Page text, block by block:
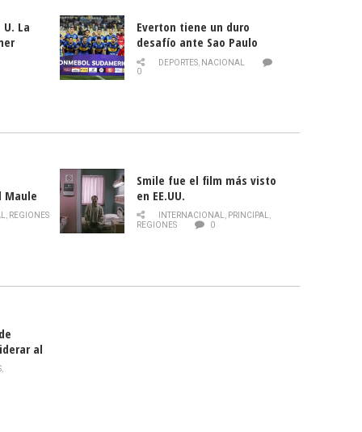
La
Everton tiene un duro
desafío ante Sao Paulo
DEPORTES, NACIONAL
0
Maule
de la
, REGIONES
Smile fue el film más visto
en EE.UU.
INTERNACIONAL, PRINCIPAL,
REGIONES
0
al
,